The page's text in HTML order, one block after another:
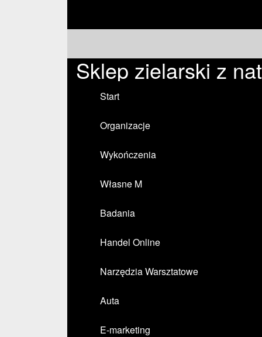
Sklep zielarski z
Start
Organizacje
Wykończenia
Własne M
Badania
Handel Online
Narzędzia Warsztatowe
Auta
E-marketing